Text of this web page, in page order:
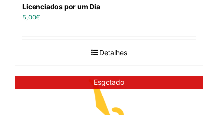
Licenciados por um Dia
5,00€
Detalhes
Esgotado